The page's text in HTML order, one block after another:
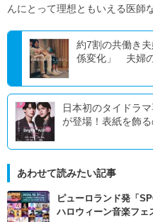
んにとって理想ともいえる医師
約7割の共働き
係変化」 夫婦の
日本初のタイドラ
が登場！表紙を飾る
あわせて読みたい記事
ピューロランド発「
ハロウィーン音楽フェ